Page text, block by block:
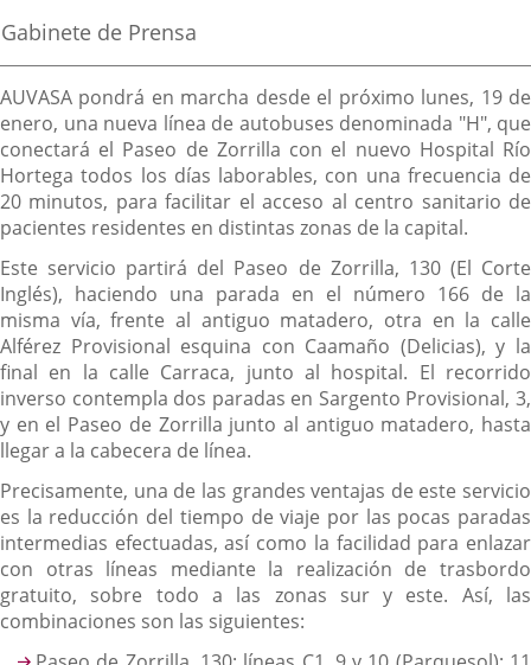
externa.externa.
la
noticia
Fuente
la
noticia
Gabinete de Prensa
Descripción
AUVASA pondrá en marcha desde el próximo lunes, 19 de
enero, una nueva línea de autobuses denominada "H", que
conectará el Paseo de Zorrilla con el nuevo Hospital Río
Hortega todos los días laborables, con una frecuencia de
20 minutos, para facilitar el acceso al centro sanitario de
pacientes residentes en distintas zonas de la capital.
Este servicio partirá del Paseo de Zorrilla, 130 (El Corte
Inglés), haciendo una parada en el número 166 de la
misma vía, frente al antiguo matadero, otra en la calle
Alférez Provisional esquina con Caamaño (Delicias), y la
final en la calle Carraca, junto al hospital. El recorrido
inverso contempla dos paradas en Sargento Provisional, 3,
y en el Paseo de Zorrilla junto al antiguo matadero, hasta
llegar a la cabecera de línea.
Precisamente, una de las grandes ventajas de este servicio
es la reducción del tiempo de viaje por las pocas paradas
intermedias efectuadas, así como la facilidad para enlazar
con otras líneas mediante la realización de trasbordo
gratuito, sobre todo a las zonas sur y este. Así, las
combinaciones son las siguientes: